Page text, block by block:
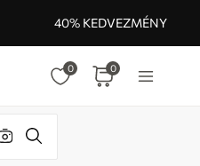
40% KEDVEZMÉNY
0 0